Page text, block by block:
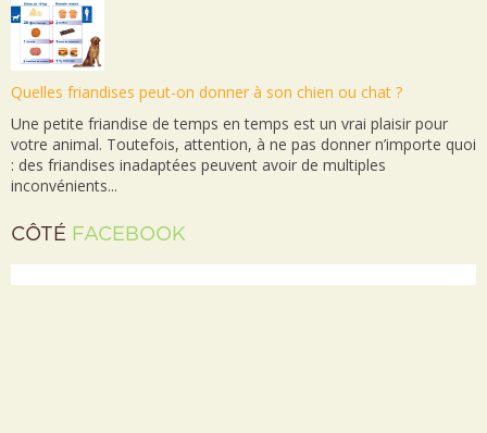
Quelles friandises peut-on donner à son chien ou chat ?
Une petite friandise de temps en temps est un vrai plaisir pour
votre animal. Toutefois, attention, à ne pas donner n’importe quoi
: des friandises inadaptées peuvent avoir de multiples
inconvénients...
CÔTÉ FACEBOOK